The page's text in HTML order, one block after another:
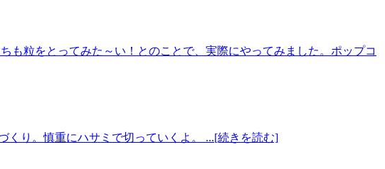
も粒をとってみた～い！とのことで、実際にやってみました。ポップコ
くり。慎重にハサミで切っていくよ。 ...[続きを読む]